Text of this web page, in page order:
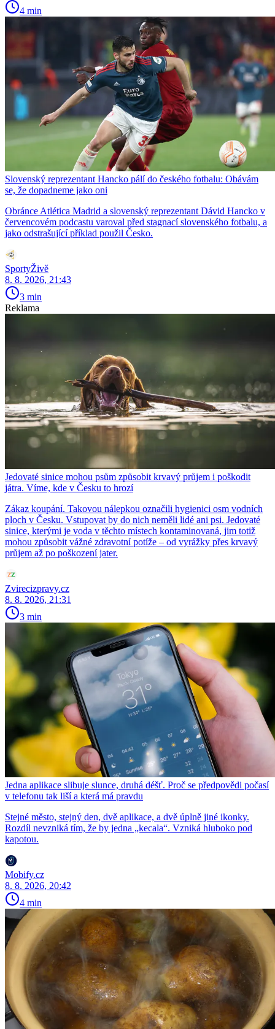
4 min
Slovenský reprezentant Hancko pálí do českého fotbalu: Obávám
se, že dopadneme jako oni
Obránce Atlética Madrid a slovenský reprezentant Dávid Hancko v
červencovém podcastu varoval před stagnací slovenského fotbalu, a
jako odstrašující příklad použil Česko.
SportyŽivě
8. 8. 2026, 21:43
3 min
Reklama
Jedovaté sinice mohou psům způsobit krvavý průjem i poškodit
játra. Víme, kde v Česku to hrozí
Zákaz koupání. Takovou nálepkou označili hygienici osm vodních
ploch v Česku. Vstupovat by do nich neměli lidé ani psi. Jedovaté
sinice, kterými je voda v těchto místech kontaminovaná, jim totiž
mohou způsobit vážné zdravotní potíže – od vyrážky přes krvavý
průjem až po poškození jater.
Zvirecizpravy.cz
8. 8. 2026, 21:31
3 min
Jedna aplikace slibuje slunce, druhá déšť. Proč se předpovědi počasí
v telefonu tak liší a která má pravdu
Stejné město, stejný den, dvě aplikace, a dvě úplně jiné ikonky.
Rozdíl nevzniká tím, že by jedna „kecala“. Vzniká hluboko pod
kapotou.
Mobify.cz
8. 8. 2026, 20:42
4 min